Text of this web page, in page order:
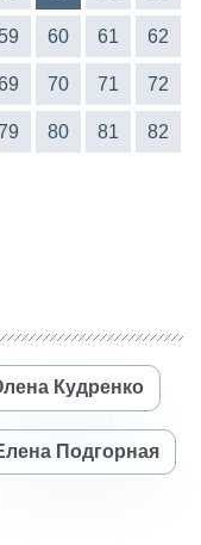
59 60 61 62
70 71 72
80 81 82
Кудренко
Подгорная